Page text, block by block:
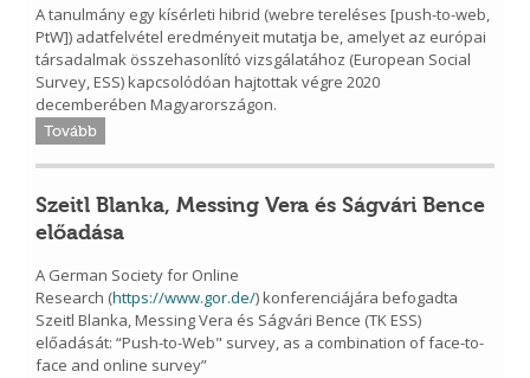
A tanulmány egy kísérleti hibrid (webre tereléses [push-to-web,
PtW]) adatfelvétel eredményeit mutatja be, amelyet az európai
társadalmak összehasonlító vizsgálatához (European Social
Survey, ESS) kapcsolódóan hajtottak végre 2020
decemberében Magyarországon.
Tovább
Szeitl Blanka, Messing Vera és Ságvári Bence
előadása
A German Society for Online
Research (https://www.gor.de/) konferenciájára befogadta
Szeitl Blanka, Messing Vera és Ságvári Bence (TK ESS)
előadását: “Push-to-Web" survey, as a combination of face-to-
face and online survey”